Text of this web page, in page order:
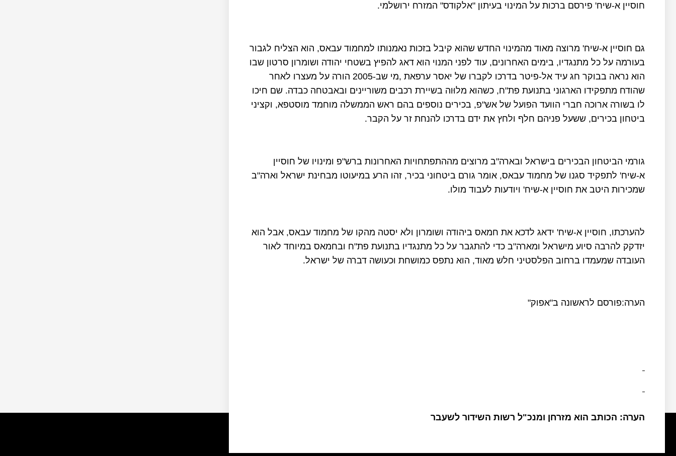
חוסיין א-שיח' פירסם ברכות על המינוי בעיתון "אלקודס" המזרח ירושלמי.
גם חוסיין א-שיח' מרוצה מאוד מהמינוי החדש שהוא קיבל בזכות נאמנותו למחמוד עבאס, הוא הצליח לגבור
בעורמה על כל מתנגדיו, בימים האחרונים, עוד לפני המנוי הוא דאג להפיץ בשטחי יהודה ושומרון סרטון שבו
הוא נראה בבוקר חג עיד אל-פיטר בדרכו לקברו של יאסר ערפאת ,מי שב-2005 הורה על מעצרו לאחר
שהודח מתפקידו הארגוני בתנועת פת"ח, כשהוא מלוּוה בשיירת רכבים משוריינים ובאבטחה כבדה. שם חיכו
לו בשורה ארוכה חברי הוועד הפועל של אש"פ, בכירים נוספים בהם ראש הממשלה מוחמד מוסטפא, וקציני
ביטחון בכירים, ששעל פניהם חלף ולחץ את ידם בדרכו להנחת זר על הקבר.
גורמי הביטחון הבכירים בישראל ובארה"ב מרוצים מההתפתחויות האחרונות ברש"פ ומינויו של חוסיין
א-שיח' לתפקיד סגנו של מחמוד עבאס, אומר גורם ביטחוני בכיר, זהו הרע במיעוטו מבחינת ישראל וארה"ב
שמכירות היטב את חוסיין א-שיח' ויודעות לעבוד מולו.
להערכתו, חוסיין א-שיח' ידאג לדכא את חמאס ביהודה ושומרון ולא יסטה מהקו של מחמוד עבאס, אבל הוא
יזדקק להרבה סיוע מישראל ומארה"ב כדי להתגבר על כל מתנגדיו בתנועת פת"ח ובחמאס במיוחד לאור
העובדה שמעמדו ברחוב הפלסטיני חלש מאוד, הוא נתפס כמושחת וכעושה דברה של ישראל.
הערה:פורסם לראשונה ב"אפוק"
הערה: הכותב הוא מזרחן ומנכ"ל רשות השידור לשעבר